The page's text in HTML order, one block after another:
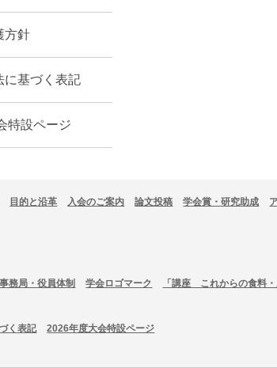
方針
に基づく表記
特設ページ
目的と沿革 入会のご案内 論文投稿 学会賞・研究助成
事務局・役員体制 学会ロゴマーク 「講座 これからの食料・
く表記 2026年度大会特設ページ